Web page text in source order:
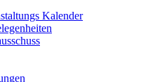
Kalender